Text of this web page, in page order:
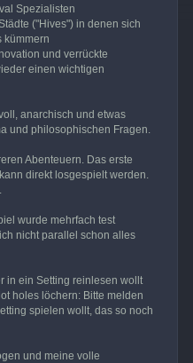
Spezialisten
("Hives") in denen sich
kümmern
und verrückte
einen wichtigen
anarchisch und etwas
und philosophischen Fragen.
Abenteuern. Das erste
direkt losgespielt werden.
wurde mehrfach test
nicht parallel schon alles
in ein Setting reinlesen wollt
holes löchern: Bitte melden
spielen wollt, das so noch
und meine volle